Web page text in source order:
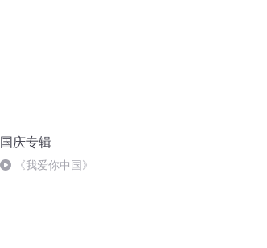
国庆专辑
《我爱你中国》